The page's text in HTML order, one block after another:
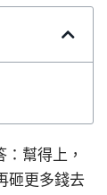
幫得上，
砸更多錢去